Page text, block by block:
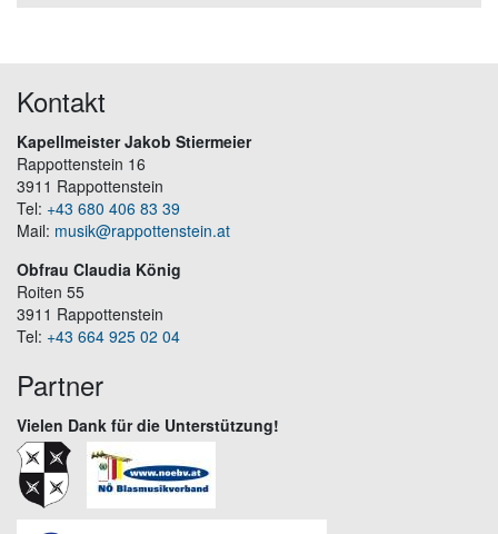
Kontakt
Kapellmeister Jakob Stiermeier
Rappottenstein 16
3911 Rappottenstein
Tel: +43 680 406 83 39
Mail: musik@rappottenstein.at
Obfrau Claudia König
Roiten 55
3911 Rappottenstein
Tel: +43 664 925 02 04
Partner
Vielen Dank für die Unterstützung!